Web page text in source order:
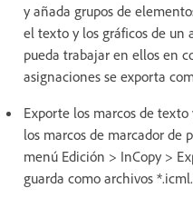
y añada grupos de
el texto y los gráficos de un
pueda trabajar en ellos en
asignaciones se exporta
Exporte los marcos de
los marcos de marcador de
menú Edición > InCopy >
guarda como archivos *.icml.